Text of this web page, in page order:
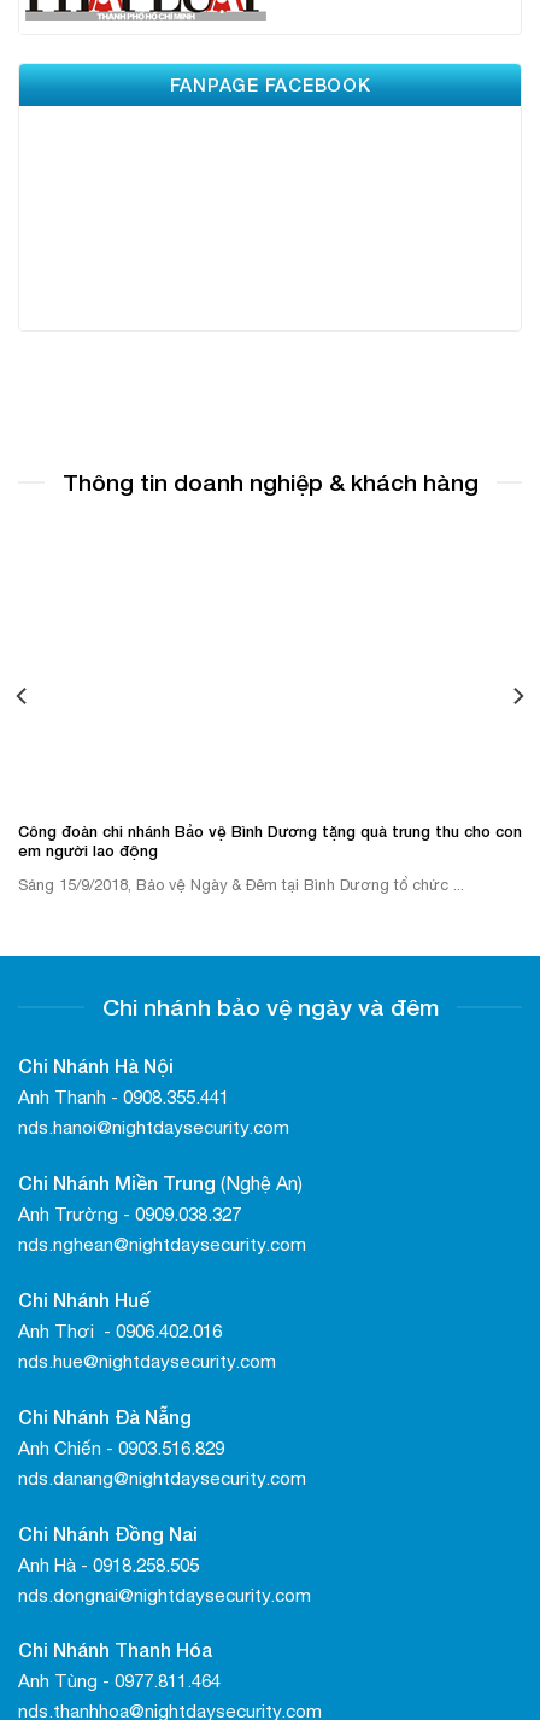
FANPAGE FACEBOOK
Thông tin doanh nghiệp & khách hàng
Công đoàn chi nhánh Bảo vệ Bình Dương tặng quà trung thu cho con
em người lao động
Sáng 15/9/2018, Bảo vệ Ngày & Đêm tại Bình Dương tổ chức ...
Chi nhánh bảo vệ ngày và đêm
Chi Nhánh Hà Nội
Anh Thanh - 0908.355.441
nds.hanoi@nightdaysecurity.com
Chi Nhánh Miền Trung (Nghệ An)
Anh Trường - 0909.038.327
nds.nghean@nightdaysecurity.com
Chi Nhánh Huế
Anh Thơi - 0906.402.016
nds.hue@nightdaysecurity.com
Chi Nhánh Đà Nẵng
Anh Chiến - 0903.516.829
nds.danang@nightdaysecurity.com
Chi Nhánh Đồng Nai
Anh Hà - 0918.258.505
nds.dongnai@nightdaysecurity.com
Chi Nhánh Thanh Hóa
Anh Tùng - 0977.811.464
nds.thanhhoa@nightdaysecurity.com